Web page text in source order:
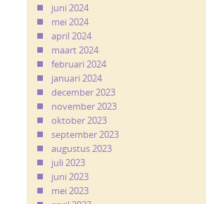
juni 2024
mei 2024
april 2024
maart 2024
februari 2024
januari 2024
december 2023
november 2023
oktober 2023
september 2023
augustus 2023
juli 2023
juni 2023
mei 2023